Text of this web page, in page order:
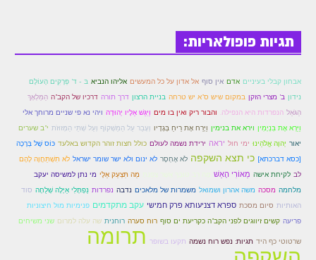
תגיות פופולאריות:
אבחון קבלי בעיניים אדם אין סוף אל אדון על כל המעשים אליהו הנביא בּ - ד' פְּרָקִים הָעוֹלָם
נידון ב' מצרי הזקן במקום שיש ס"א יש טרחה בניית הרצון דרך תורה דרכיו של הקב"ה הַמַּלְאָךְ
הַגֹּאֵל הנפרדות היא הנפילה. והבור ריק ואין בו מים וַיִּגַּשׁ אֵלָיו יְהוּדָה ויהי נא פי שניים מרוחך אלי
וַיַּרְא אֶת בִּנְיָמִין וירא את בנימין וַיָּרַח אֶת רֵיחַ בְּגָדָיו וְעָבַר עַל הַמַּשְׁקוֹף וְעַל שְׁתֵּי הַמְּזוּזֹת י"ב שערים
יאור יְהוָה אֱלֹהֵינוּ ימי חול יראה ירידת נשמה לעולם כולל חצות זוהר הקדוש באלעד כּוֹס שֶׁל בְּרָכָה
[כסא דברכתא] כי תצא השקפה לֹא אֶחְסָר לא ינום ולא ישר שומר ישראל לֹא תִשְׁתַּחֲוֶה לָהֶם
לב לקיחת אישה מֵאוֹרִי הָאֵשׁ מַה תִּצְעַק אֵלָי מי נתן למשיסה יעקב
מלחמה מסכה משה אהרון ושמואל משמרות של מלאכים נדבה נפרדות נַפְתָּלִי אַיָּלָה שְׁלֻחָה סוד
האותיות סיום מסכת ספרא דצניעותא פרק חמישי עקב מתקדמים פנימיות מול חיצוניות
פריעה קשים זיווגים לפני הקב"ה כקריעת ים סוף רוח סערה רוחנית שה עלה למרום שני משיחים
שרטוטי כף היד תגיות: נפש רוח נשמה תקעו בשופר תרומה